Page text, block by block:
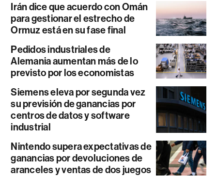
Irán dice que acuerdo con Omán
para gestionar el estrecho de
Ormuz está en su fase final
Pedidos industriales de
Alemania aumentan más de lo
previsto por los economistas
Siemens eleva por segunda vez
su previsión de ganancias por
centros de datos y software
industrial
Nintendo supera expectativas de
ganancias por devoluciones de
aranceles y ventas de dos juegos